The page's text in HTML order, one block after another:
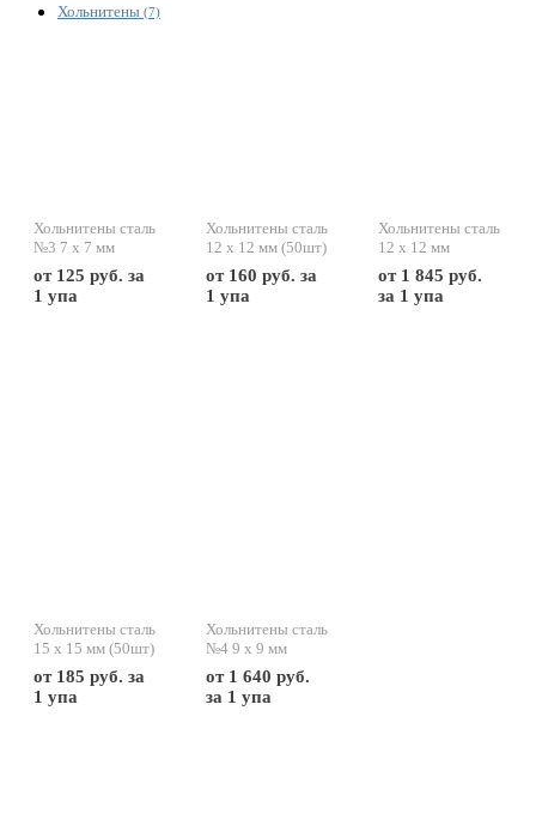
Хольнитены (7)
Хольнитены сталь
№3 7 х 7 мм
от 125 руб. за
1 упа
Хольнитены сталь
12 х 12 мм (50шт)
от 160 руб. за
1 упа
Хольнитены сталь
12 х 12 мм
(1000шт)
от 1 845 руб.
за 1 упа
Хольнитены сталь
15 х 15 мм (50шт)
от 185 руб. за
1 упа
Хольнитены сталь
№4 9 х 9 мм
(2000шт)
от 1 640 руб.
за 1 упа